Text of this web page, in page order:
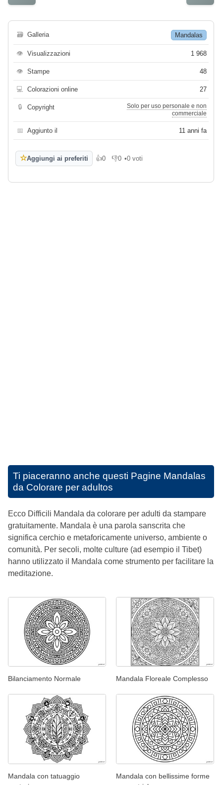
🗃 Galleria Mandalas
👁 Visualizzazioni 1 968
👁 Stampe 48
💻 Colorazioni online 27
🔒 Copyright
Solo per uso personale e non
commerciale
📅 Aggiunto il 11 anni fa
☆Aggiungi ai preferiti 👍0
Mi piace
👎0
Non mi piace
•0 voti
Ti piaceranno anche questi Pagine Mandalas
da Colorare per adultos
Ecco Difficili Mandala da colorare per adulti da stampare
gratuitamente. Mandala è una parola sanscrita che
significa cerchio e metaforicamente universo, ambiente o
comunità. Per secoli, molte culture (ad esempio il Tibet)
hanno utilizzato il Mandala come strumento per facilitare la
meditazione.
Bilanciamento Normale Mandala Floreale Complesso
Mandala con tatuaggio
Mandala con bellissime forme